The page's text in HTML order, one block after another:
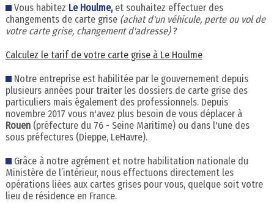
Vous habitez Le Houlme, et souhaitez effectuer des
changements de carte grise (achat d'un véhicule, perte ou vol de
votre carte grise, changement d'adresse)?
Calculez le tarif de votre carte grise à Le Houlme
Notre entreprise est habilitée par le gouvernement depuis
plusieurs années pour traiter les dossiers de carte grise des
particuliers mais également des professionnels. Depuis
novembre 2017 vous n'avez plus besoin de vous déplacer à
Rouen(préfecture du 76 - Seine Maritime) ou dans l'une des
sous préfectures (Dieppe, LeHavre).
Grâce à notre agrément et notre habilitation nationale du
Ministère de l’intérieur, nous effectuons directement les
opérations liées aux cartes grises pour vous, quelque soit votre
lieu de résidence en France.